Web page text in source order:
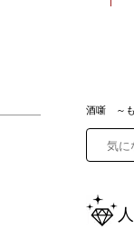
酒噺 ～も